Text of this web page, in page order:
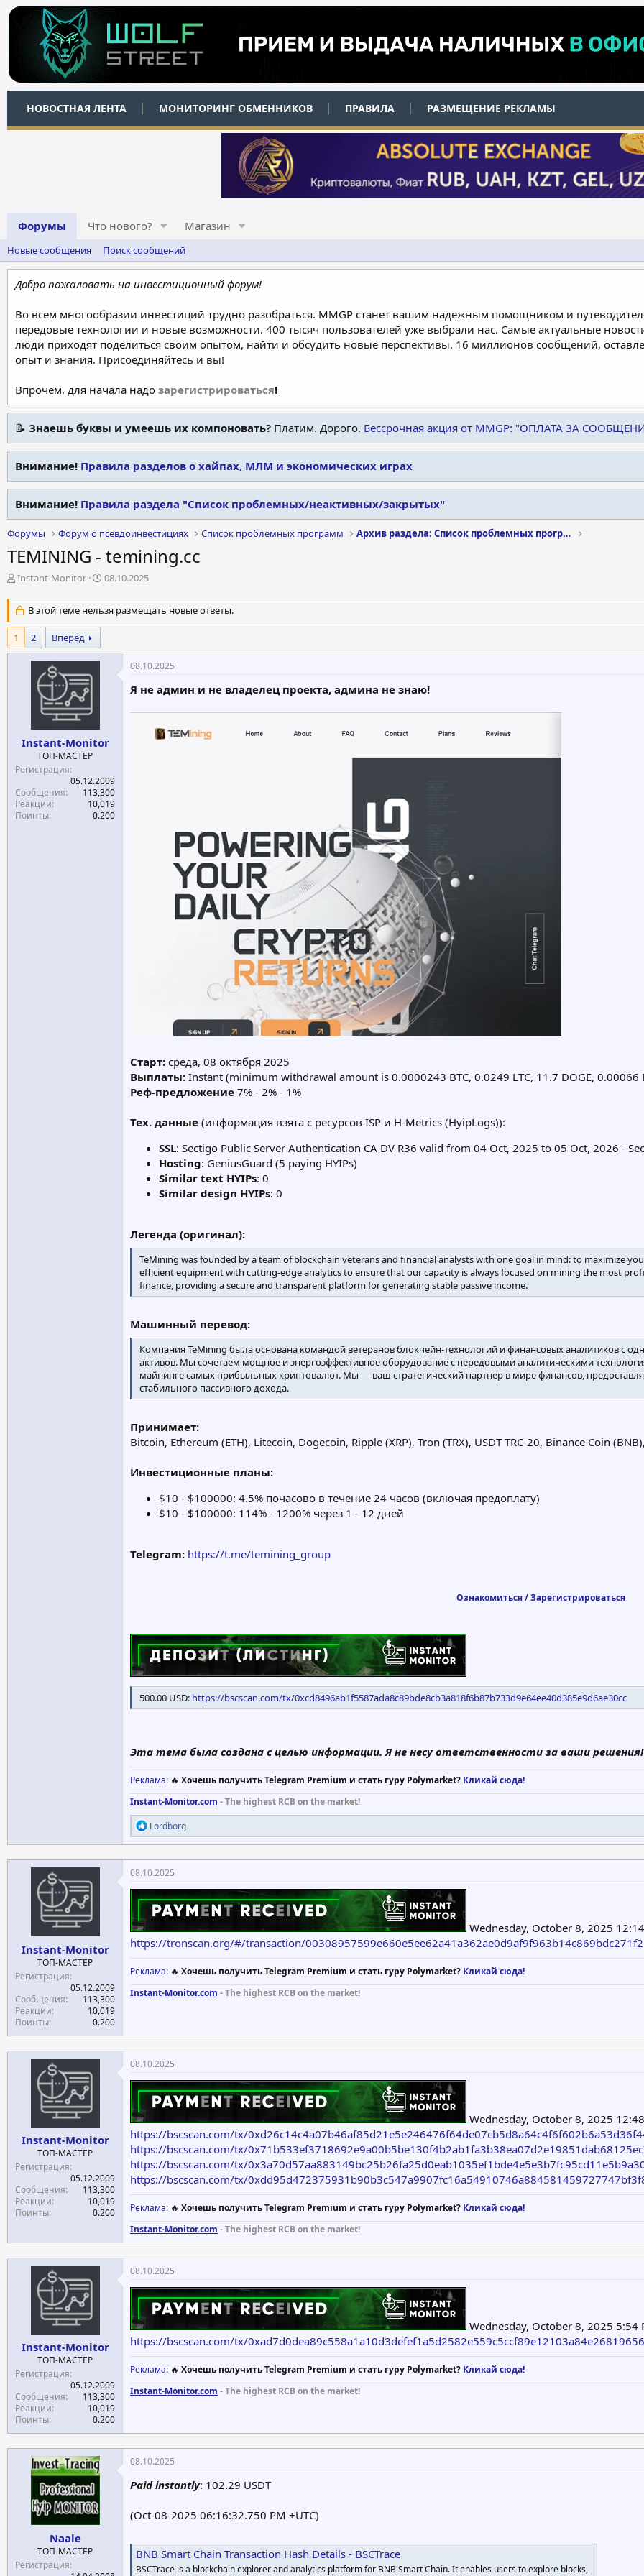
НОВОСТНАЯ ЛЕНТА МОНИТОРИНГ ОБМЕННИКОВ ПРАВИЛА РАЗМЕЩЕНИЕ РЕКЛАМЫ
Форумы Что нового? Магазин
Новые сообщения Поиск сообщений
Добро пожаловать на инвестиционный форум!
Во всем многообразии инвестиций трудно разобраться. MMGP станет вашим надежным помощником и
передовые технологии и новые возможности. 400 тысяч пользователей уже выбрали нас. Самые актуальные
люди приходят поделиться своим опытом, найти и обсудить новые перспективы. 16 миллионов сообщений,
опыт и знания. Присоединяйтесь и вы!
Впрочем, для начала надо зарегистрироваться!
📝 Знаешь буквы и умеешь их компоновать? Платим. Дорого. Бессрочная акция от MMGP: "ОПЛАТА ЗА
Внимание! Правила разделов о хайпах, МЛМ и экономических играх
Внимание! Правила раздела "Список проблемных/неактивных/закрытых"
Форумы Форум о псевдоинвестициях Список проблемных программ Архив раздела: Список проблемных программ
TEMINING - temining.cc
А
т
о
р
т
е
Instant-Monitor
Д
т
а
ч
08.10.2025
В этой теме нельзя размещать новые ответы.
1 2 Вперёд
Instant-Monitor
ТОП-МАСТЕР
Регистрация
05.12.2009
Сообщения
113,300
Реакции
10,019
Поинты
0.200
08.10.2025
Я не админ и не владелец проекта, админа не знаю!
Старт: среда, 08 октября 2025
Выплаты: Instant (minimum withdrawal amount is 0.0000243 BTC, 0.0249 LTC, 11.7 DOGE, 0.00066
Реф-предложение 7% - 2% - 1%
Тех. данные (информация взята с ресурсов ISP и H-Metrics (HyipLogs)):
SSL: Sectigo Public Server Authentication CA DV R36 valid from 04 Oct, 2025 to 05 Oct, 2026 -
Hosting: GeniusGuard (5 paying HYIPs)
Similar text HYIPs: 0
Similar design HYIPs: 0
Легенда (оригинал):
TeMining was founded by a team of blockchain veterans and financial analysts with one goal in mind: to maximize
efficient equipment with cutting-edge analytics to ensure that our capacity is always focused on mining the most
finance, providing a secure and transparent platform for generating stable passive income.
Машинный перевод:
Компания TeMining была основана командой ветеранов блокчейн-технологий и финансовых аналитиков с
активов. Мы сочетаем мощное и энергоэффективное оборудование с передовыми аналитическими
майнинге самых прибыльных криптовалют. Мы — ваш стратегический партнер в мире финансов,
стабильного пассивного дохода.
Принимает:
Bitcoin, Ethereum (ETH), Litecoin, Dogecoin, Ripple (XRP), Tron (TRX), USDT TRC-20, Binance Coin
Инвестиционные планы:
$10 - $100000: 4.5% почасово в течение 24 часов (включая предоплату)
$10 - $100000: 114% - 1200% через 1 - 12 дней
Telegram: https://t.me/temining_group
Ознакомиться / Зарегистрироваться
500.00 USD: https://bscscan.com/tx/0xcd8496ab1f5587ada8c89bde8cb3a818f6b87b733d9e64ee40d385e9d6ae30cc
Эта тема была создана с целью информации. Я не несу ответственности за ваши решения!
Реклама: 🔥 Хочешь получить Telegram Premium и стать гуру Polymarket? Кликай сюда!
Instant-Monitor.com - The highest RCB on the market!
Р
е
а
к
ц
и
и
:
Lordborg
Instant-Monitor
ТОП-МАСТЕР
Регистрация
05.12.2009
Сообщения
113,300
Реакции
10,019
Поинты
0.200
08.10.2025
Wednesday, October 8, 2025
https://tronscan.org/#/transaction/
Реклама: 🔥 Хочешь получить Telegram Premium и стать гуру Polymarket? Кликай сюда!
Instant-Monitor.com - The highest RCB on the market!
Instant-Monitor
ТОП-МАСТЕР
Регистрация
05.12.2009
Сообщения
113,300
Реакции
10,019
Поинты
0.200
08.10.2025
Wednesday, October 8, 2025
https://bscscan.com/tx/
https://bscscan.com/tx/
https://bscscan.com/tx/
https://bscscan.com/tx/
Реклама: 🔥 Хочешь получить Telegram Premium и стать гуру Polymarket? Кликай сюда!
Instant-Monitor.com - The highest RCB on the market!
Instant-Monitor
ТОП-МАСТЕР
Регистрация
05.12.2009
Сообщения
113,300
Реакции
10,019
Поинты
0.200
08.10.2025
Wednesday, October 8, 2025 5:54
https://bscscan.com/tx/
Реклама: 🔥 Хочешь получить Telegram Premium и стать гуру Polymarket? Кликай сюда!
Instant-Monitor.com - The highest RCB on the market!
Naale
ТОП-МАСТЕР
Регистрация
08.10.2025
Paid instantly: 102.29 USDT
(Oct-08-2025 06:16:32.750 PM +UTC)
BNB Smart Chain Transaction Hash Details - BSCTrace
BSCTrace is a blockchain explorer and analytics platform for BNB Smart Chain. It enables users to explore blocks,